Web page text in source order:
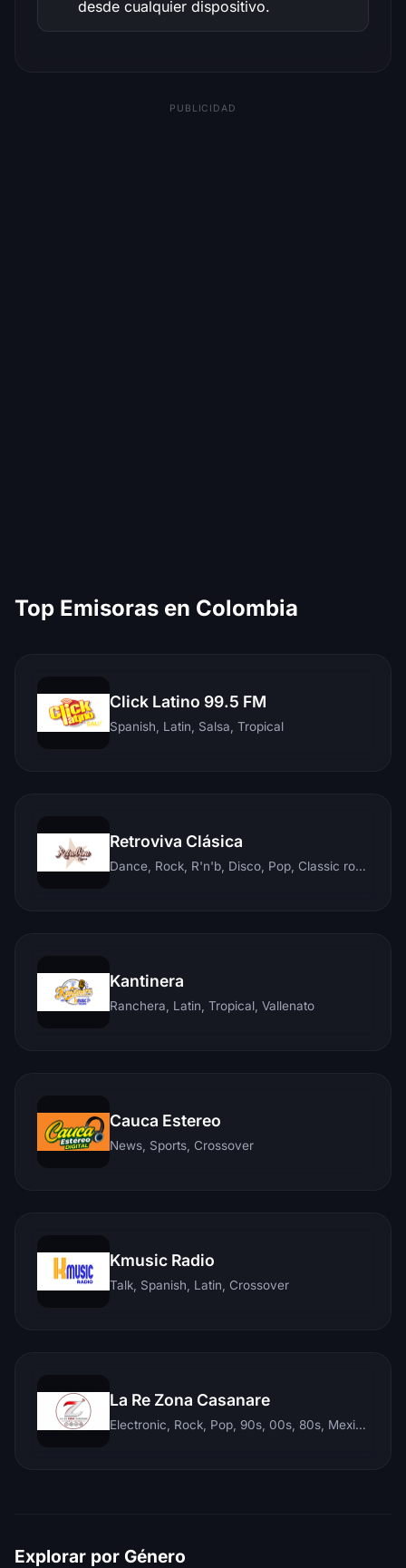
desde cualquier dispositivo.
PUBLICIDAD
Top Emisoras en Colombia
Click Latino 99.5 FM
Spanish, Latin, Salsa, Tropical
Retroviva Clásica
Dance, Rock, R'n'b, Disco, Pop, Classic rock, Techno, Reggae
Kantinera
Ranchera, Latin, Tropical, Vallenato
Cauca Estereo
News, Sports, Crossover
Kmusic Radio
Talk, Spanish, Latin, Crossover
La Re Zona Casanare
Electronic, Rock, Pop, 90s, 00s, 80s, Mexican, Ranchera, Reggaeton, Instrumental, Salsa, Merengue, Tropical, Romantic, Vallenato, Llanera
Explorar por Género